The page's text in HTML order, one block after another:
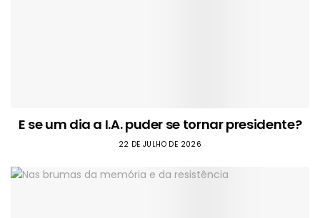
E se um dia a I.A. puder se tornar presidente?
22 DE JULHO DE 2026